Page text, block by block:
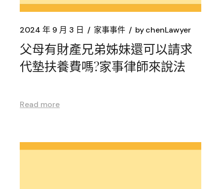
2024 年 9 月 3 日 家事事件 bychenLawyer
父母有財產兄弟姊妹還可以請求
代墊扶養費嗎?家事律師來說法
Read more